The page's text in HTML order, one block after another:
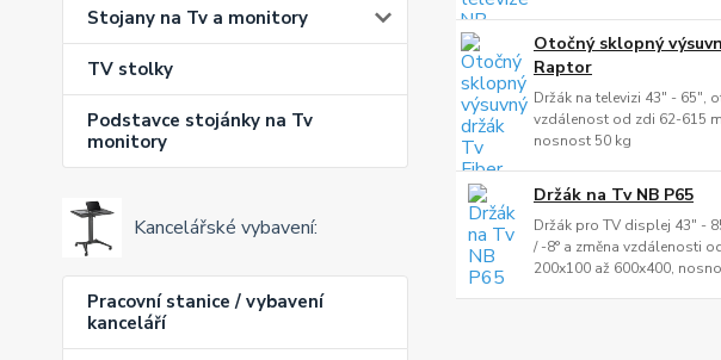
Stojany na Tv a monitory
TV stolky
Podstavce stojánky na Tv
monitory
Kancelářské vybavení:
Pracovní stanice / vybavení
kanceláří
Otočný sklopný
Raptor
Držák na televizi 43" - 65",
vzdálenost od zdi 62-615
nosnost 50 kg
Držák na Tv NB P65
Držák pro TV displej 43" -
/ -8° a změna vzdálenosti
200x100 až 600x400,